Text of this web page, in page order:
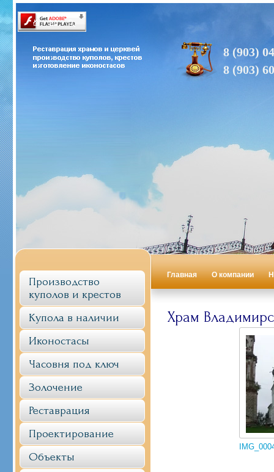
8 (903)
8 (903)
Главная О компании
Производство
куполов и крестов
Купола в наличии
Иконостасы
Часовня под ключ
Золочение
Реставрация
Проектирование
Объекты
Храм